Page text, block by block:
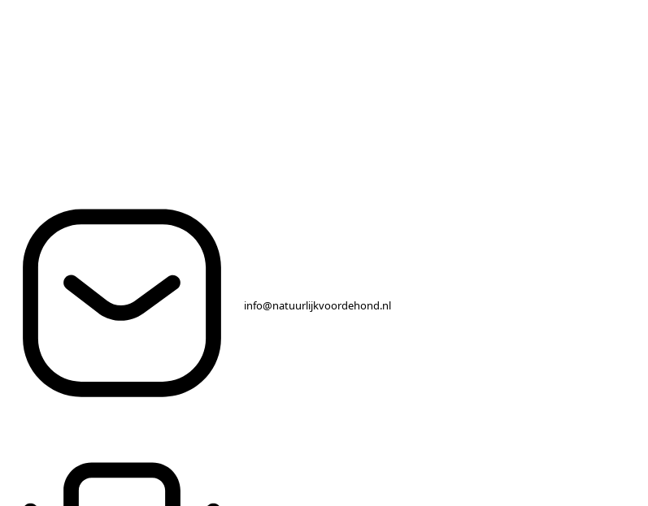
info@natuurlijkvoordehond.nl